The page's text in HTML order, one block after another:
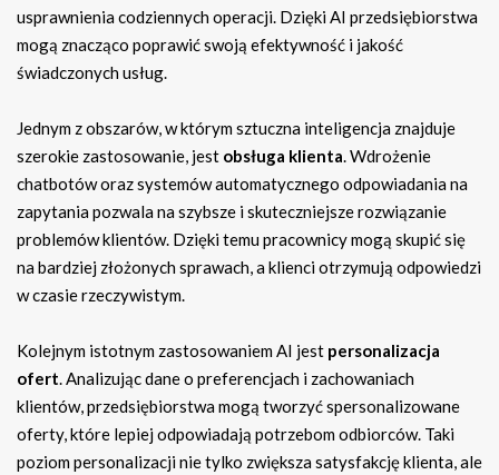
usprawnienia codziennych operacji. Dzięki AI przedsiębiorstwa
mogą znacząco poprawić swoją efektywność i jakość
świadczonych usług.
Jednym z obszarów, w którym sztuczna inteligencja znajduje
szerokie zastosowanie, jest obsługa klienta. Wdrożenie
chatbotów oraz systemów automatycznego odpowiadania na
zapytania pozwala na szybsze i skuteczniejsze rozwiązanie
problemów klientów. Dzięki temu pracownicy mogą skupić się
na bardziej złożonych sprawach, a klienci otrzymują odpowiedzi
w czasie rzeczywistym.
Kolejnym istotnym zastosowaniem AI jest personalizacja
ofert. Analizując dane o preferencjach i zachowaniach
klientów, przedsiębiorstwa mogą tworzyć spersonalizowane
oferty, które lepiej odpowiadają potrzebom odbiorców. Taki
poziom personalizacji nie tylko zwiększa satysfakcję klienta, ale